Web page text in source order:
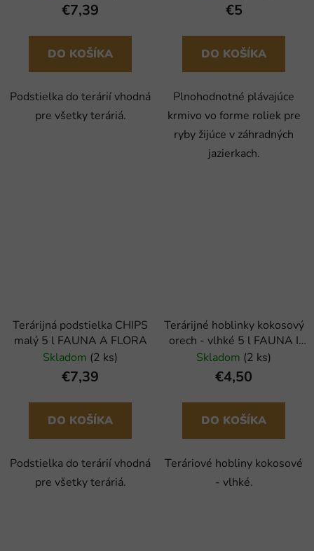
€7,39
DO KOŠÍKA
Podstielka do terárií vhodná
pre všetky teráriá.
€5
DO KOŠÍKA
Plnohodnotné plávajúce
krmivo vo forme roliek pre
ryby žijúce v záhradných
jazierkach.
Terárijná podstielka CHIPS
malý 5 l FAUNA A FLORA
Skladom (2 ks)
€7,39
DO KOŠÍKA
Podstielka do terárií vhodná
pre všetky teráriá.
Terárijné hoblinky kokosový
orech - vlhké 5 l FAUNA I
FLORA
Skladom (2 ks)
€4,50
DO KOŠÍKA
Teráriové hobliny kokosové
- vlhké.